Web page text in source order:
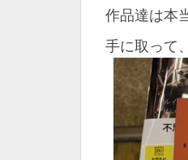
作品達は本
手に取って